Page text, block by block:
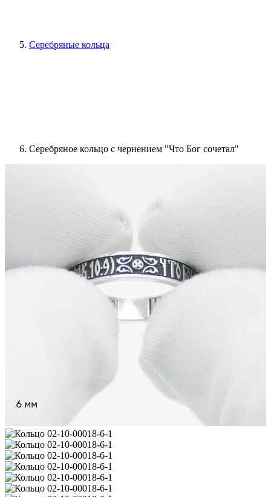
Серебряные кольца
Серебряное кольцо с чернением "Что Бог сочетал"